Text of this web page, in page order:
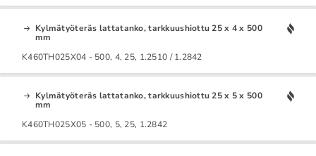
Kylmätyöteräs lattatanko, tarkkuushiottu 25 x 4 x 500
mm
K460TH025X04 - 500, 4, 25, 1.2510 / 1.2842
Kylmätyöteräs lattatanko, tarkkuushiottu 25 x 5 x 500
mm
K460TH025X05 - 500, 5, 25, 1.2842